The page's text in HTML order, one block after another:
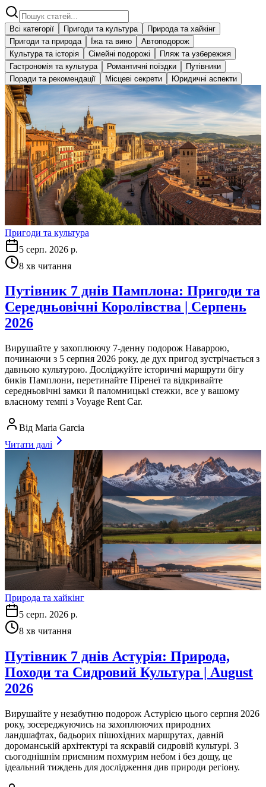
Всі категорії Пригоди та культура
Природа та хайкінг
Пригоди та природа
Їжа та вино
Автоподорож
Культура та історія
Сімейні подорожі
Пляж та узбережжя
Гастрономія та культура
Романтичні поїздки
Путівники
Поради та рекомендації
Місцеві секрети Юридичні аспекти
Пригоди та культура
5 серп. 2026 р.
8 хв читання
Путівник 7 днів Памплона: Пригоди та
Середньовічні Королівства | Серпень
2026
Вирушайте у захоплюючу 7-денну подорож Наваррою,
починаючи з 5 серпня 2026 року, де дух пригод зустрічається з
давньою культурою. Досліджуйте історичні маршрути бігу
биків Памплони, перетинайте Піренеї та відкривайте
середньовічні замки й паломницькі стежки, все у вашому
власному темпі з Voyage Rent Car.
Від Maria Garcia
Читати далі
Природа та хайкінг
5 серп. 2026 р.
8 хв читання
Путівник 7 днів Астурія: Природа,
Походи та Сидровий Культура | August
2026
Вирушайте у незабутню подорож Астурією цього серпня 2026
року, зосереджуючись на захоплюючих природних
ландшафтах, бадьорих пішохідних маршрутах, давній
дороманській архітектурі та яскравій сидровій культурі. З
сьогоднішнім приємним похмурим небом і без дощу, це
ідеальний тиждень для дослідження див природи регіону.